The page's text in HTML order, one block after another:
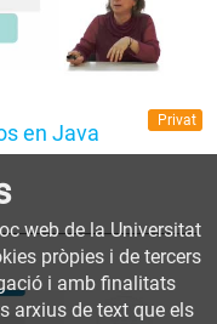
en Java
Privat
web de la Universitat
pròpies i de tercers
i amb finalitats
arxius de text que els